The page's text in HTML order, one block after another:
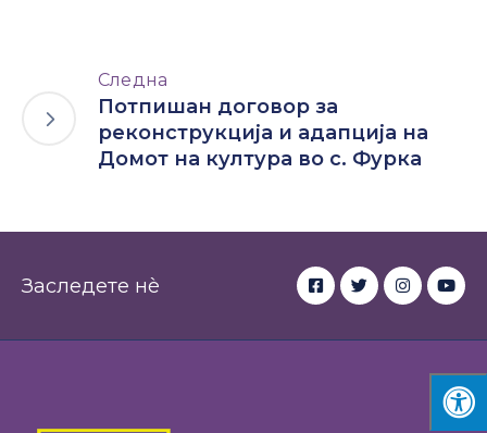
Следна
Потпишан договор за
реконструкција и адапција на
Домот на култура во с. Фурка
Заследете нè